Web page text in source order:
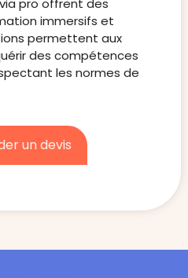
immersifs et
permettent aux
des compétences
les normes de
un devis